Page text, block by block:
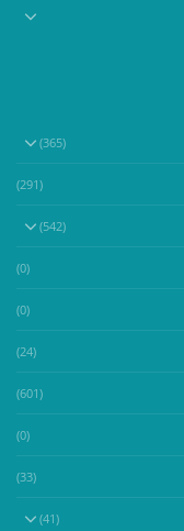
(365)
(291)
(542)
(0)
(0)
(24)
(601)
(0)
(33)
(41)